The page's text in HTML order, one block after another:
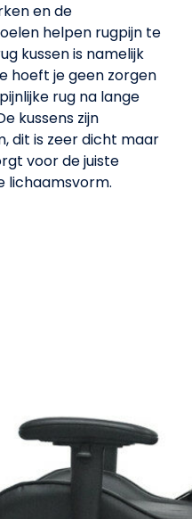
en de
helpen rugpijn te
kussen is namelijk
hoeft je geen zorgen
rug na lange
kussens zijn
dit is zeer dicht maar
voor de juiste
lichaamsvorm.